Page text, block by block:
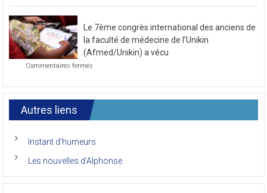
de
2021
première
journée
7ème
l’AFMED
Le 7ème congrès international des anciens de
la faculté de médecine de l’Unikin
(Afmed/Unikin) a vécu
Commentaires fermés
congrès
international
anciens
la
de
de
Autres liens
Instant d’humeurs
Les nouvelles d’Alphonse